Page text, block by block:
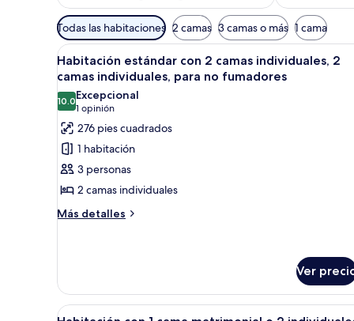
Filtros
disponibles
para
las
habitaciones
Todas las habitaciones 2 camas 3 camas o más 1 cama
Abrir
todas
las
fotos
de
Habitación
estándar
con
2
camas
individuales,
para
Una habitación con dos
13
Habitación estándar con 2 camas individuales, 2
camas individuales, para no fumadores
10.010.0 de 10
Excepcional
1 opinión
(1
opinión)
276 pies cuadrados
1 habitación
3 personas
2 camas individuales
Más detalles
Más
con
camas
Ver
Abrir
Un dormitorio con cama